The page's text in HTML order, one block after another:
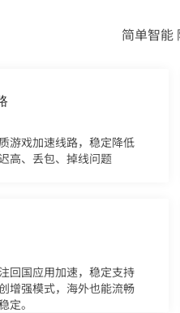
简单智能
游戏加速线路，稳定降低
高、丢包、掉线问题
回国应用加速，稳定支持
增强模式，海外也能流畅
定。